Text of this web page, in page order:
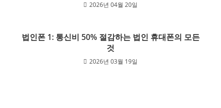
2026년 04월 20일
법인폰 1: 통신비 50% 절감하는 법인 휴대폰의 모든
것
2026년 03월 19일